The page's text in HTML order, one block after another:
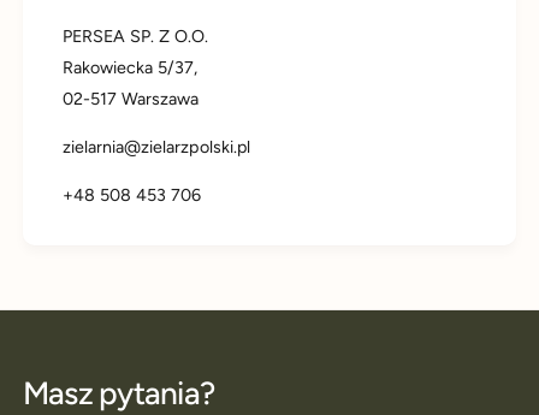
PERSEA SP. Z O.O.
Rakowiecka 5/37,
02-517 Warszawa
zielarnia@zielarzpolski.pl
+48 508 453 706
Masz pytania?